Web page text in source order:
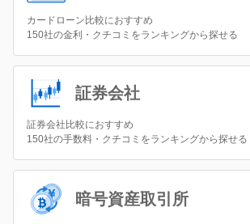
カードローン比較におすすめ
150社の金利・クチコミをランキングから探せる
証券会社
証券会社比較におすすめ
150社の手数料・クチコミをランキングから探せる
暗号資産取引所